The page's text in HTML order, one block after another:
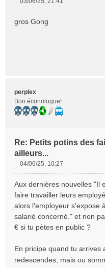
s
n
l
u
gros Gong
perplex
Bon éconologue!
Re: Petits potins des
ailleurs...
s
s
a
g
e
n
l
04/06/25, 10:27
Aux dernières nouvelles "Il
faire travailler leurs
alors l'employeur s'expose
salarié concerné." et non
€ si tu pètes en public ?
En pricipe quand tu arrives
redescendes, mais ou